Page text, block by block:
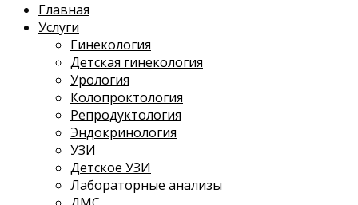
Главная
Услуги
Гинекология
Детская гинекология
Урология
Колопроктология
Репродуктология
Эндокринология
УЗИ
Детское УЗИ
Лабораторные анализы